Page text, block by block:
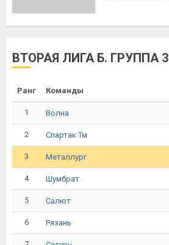
ВТОРАЯ ЛИГА Б. ГРУППА 3
Ранг Команды
1 Волна
2 Спартак Тм
3 Металлург
4 Шумбрат
5 Салют
6 Рязань